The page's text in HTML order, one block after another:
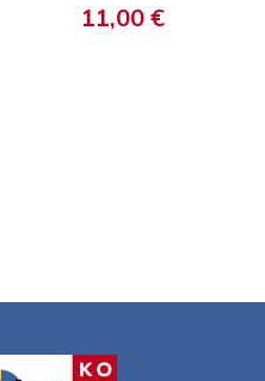
11,00 €